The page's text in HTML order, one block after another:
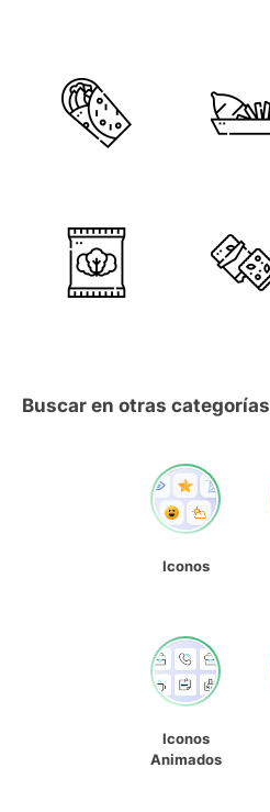
Buscar en otras categorías
Iconos
Iconos
Animados